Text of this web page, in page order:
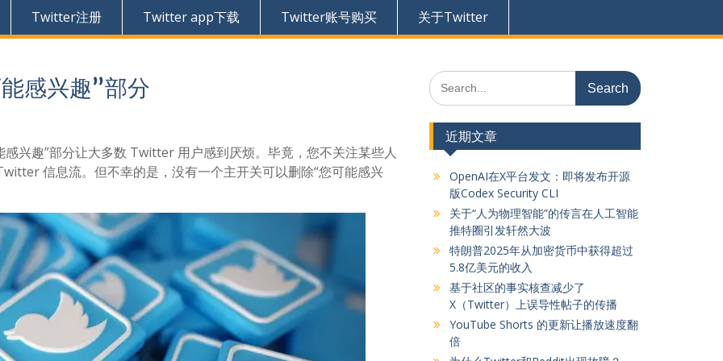
Twitter注册 Twitter app下载 Twitter账号购买 关于Twitter
感兴趣”部分
兴趣”部分让大多数 Twitter 用户感到厌烦。毕竟，您不关注某些人
信息流。但不幸的是，没有一个主开关可以删除“您可能感兴
Search
for:
近期文章
OpenAI在X平台发文：即将发布开源
版Codex Security CLI
关于“人为物理智能”的传言在人工智能
推特圈引发轩然大波
特朗普2025年从加密货币中获得超过
5.8亿美元的收入
基于社区的事实核查减少了
X（Twitter）上误导性帖子的传播
YouTube Shorts 的更新让播放速度翻
倍